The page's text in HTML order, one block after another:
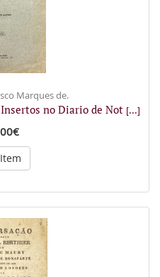
Marques de.
Insertos no Diario de Not [...]